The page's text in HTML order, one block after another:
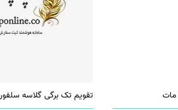
مات تقویم تک برگی گلاسه